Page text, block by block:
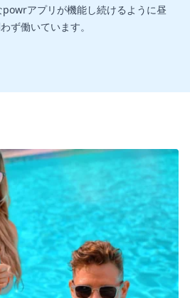
アプリが機能し続けるように昼
ず働いています。